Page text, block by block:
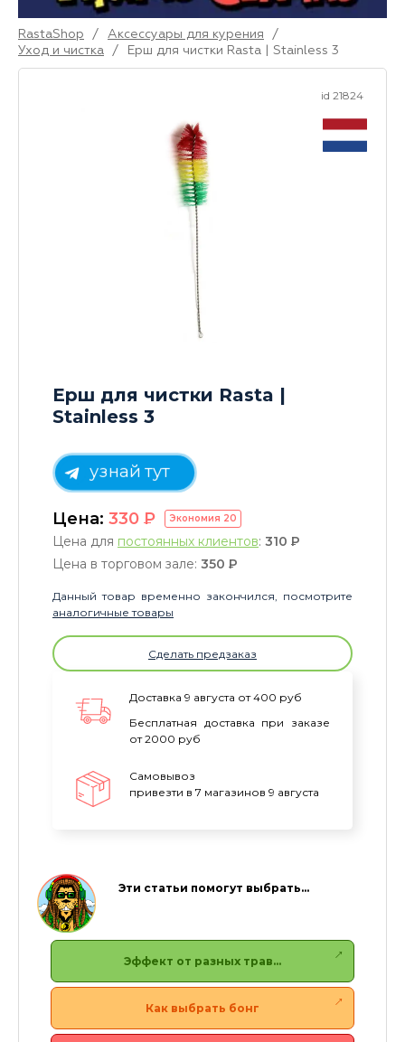
RastaShop / Аксессуары для курения
/
Уход и чистка
/ Ерш для чистки Rasta | Stainless 3
id 21824
Ерш для чистки Rasta |
Stainless 3
узнай тут
Цена: 330 P Экономия 20
Цена для постоянных клиентов: 310 P
Цена в торговом зале: 350 P
Данный товар временно закончился, посмотрите
аналогичные товары
Сделать предзаказ
Доставка 9 августа от 400 руб
Бесплатная доставка при заказе
от 2000 руб
Самовывоз
привезти в 7 магазинов 9 августа
Эти статьи помогут выбрать…
Эффект от разных трав…
Как выбрать бонг